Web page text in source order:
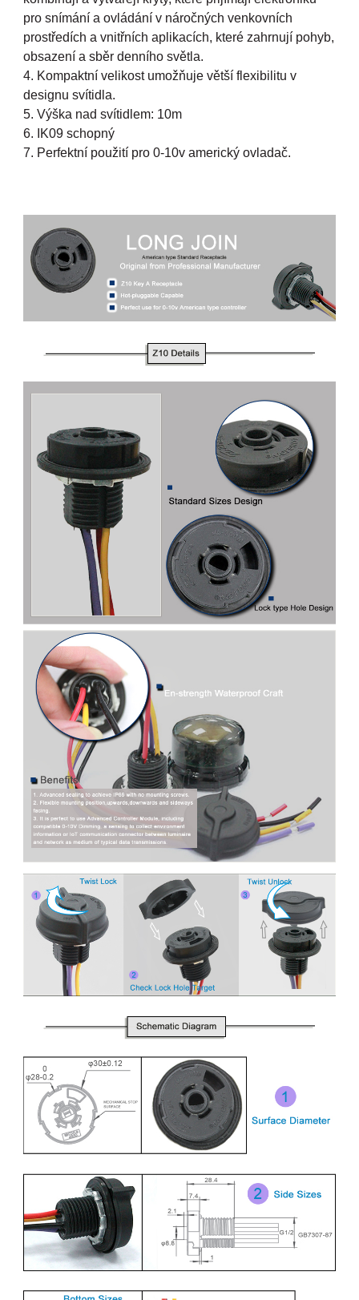
pro snímání a ovládání v náročných venkovních
prostředích a vnitřních aplikacích, které zahrnují pohyb,
obsazení a sběr denního světla.
4. Kompaktní velikost umožňuje větší flexibilitu v
designu svítidla.
5. Výška nad svítidlem: 10m
6. IK09 schopný
7. Perfektní použití pro 0-10v americký ovladač.